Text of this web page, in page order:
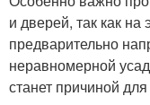
и дверей, так как на
предварительно
неравномерной
станет причиной